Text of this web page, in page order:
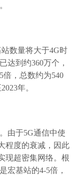
数量将大于4G时
达到约360万个，
倍，总数约为540
年。
由于5G通信中使
程度的衰减，因此
现超密集网络。根
宏基站的4-5倍，